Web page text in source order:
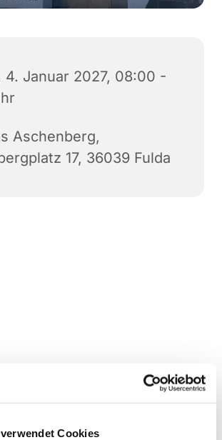
Cookies
4. Januar 2027, 08:00 -
Aschenberg,
17, 36039 Fulda